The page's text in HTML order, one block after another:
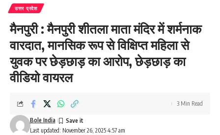
उत्तर प्रदेश
मैनपुरी : मैनपुरी शीतला माता मंदिर में शर्मनाक
वारदात, मानसिक रूप से विक्षिप्त महिला से
युवक पर छेड़छाड़ का आरोप, छेड़छाड़ का
वीडियो वायरल
Last updated: November 26, 2025 4:57 am
Bole India
3 Min Read